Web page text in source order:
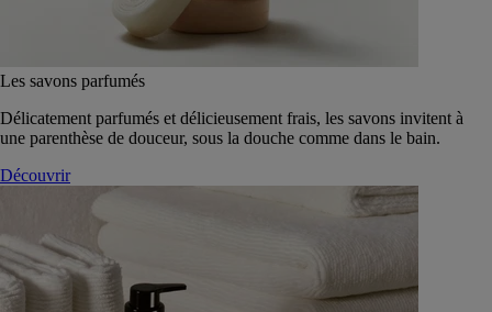
Les savons parfumés
Délicatement parfumés et délicieusement frais, les savons invitent à
une parenthèse de douceur, sous la douche comme dans le bain.
Découvrir